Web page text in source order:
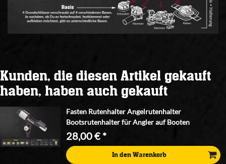
Kunden, die diesen Artikel gekauft
haben, haben auch gekauft
Fasten Rutenhalter Angelrutenhalter
Bootsrutenhalter für Angler auf Booten
28,00 € *
In den Warenkorb